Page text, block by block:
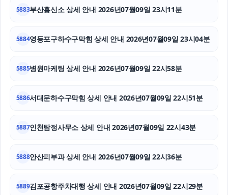
축구반티
상간소송
5883부산흥신소 상세 안내 2026년07월09일 23시11분
5884영등포구하수구막힘 상세 안내 2026년07월09일 23시04분
5885병원마케팅 상세 안내 2026년07월09일 22시58분
5886서대문하수구막힘 상세 안내 2026년07월09일 22시51분
5887인천탐정사무소 상세 안내 2026년07월09일 22시43분
5888안산피부과 상세 안내 2026년07월09일 22시36분
5889김포공항주차대행 상세 안내 2026년07월09일 22시29분